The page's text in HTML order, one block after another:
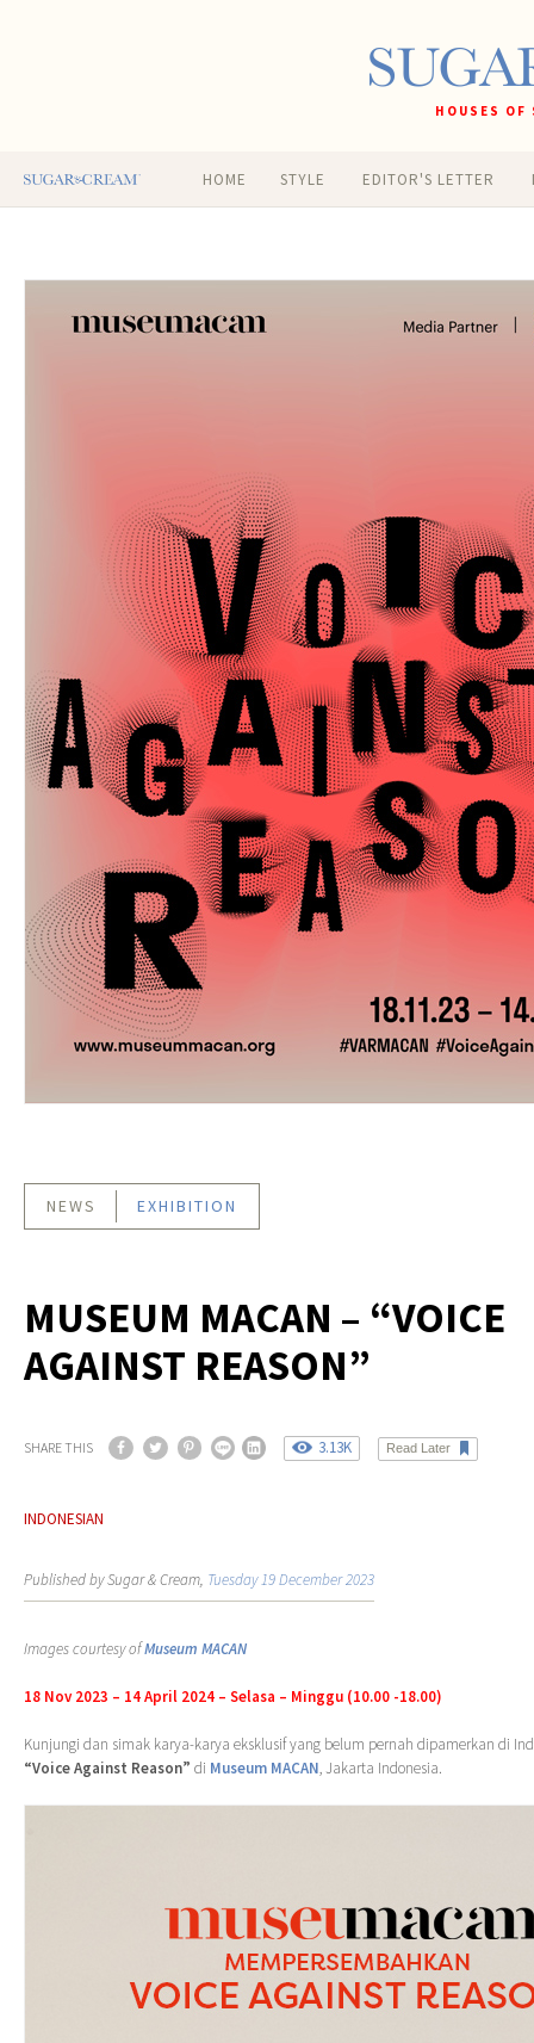
HOUSES
HOME STYLE EDITOR'S LETTER
NEWS EXHIBITION
MUSEUM MACAN – “VOICE
AGAINST REASON”
SHARE THIS 3.13K Read Later
INDONESIAN
Published by Sugar & Cream, Tuesday 19 December 2023
Images courtesy ofMuseum MACAN
18 Nov 2023 – 14 April 2024 – Selasa – Minggu (10.00 -18.00)
Kunjungi dan simak karya-karya eksklusif yang belum pernah dipamerkan di
“Voice Against Reason” di Museum MACAN, Jakarta Indonesia.